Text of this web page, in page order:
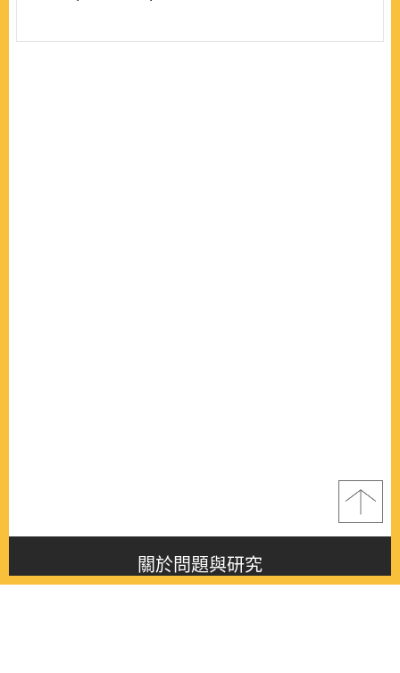
關於問題與研究
About this journal